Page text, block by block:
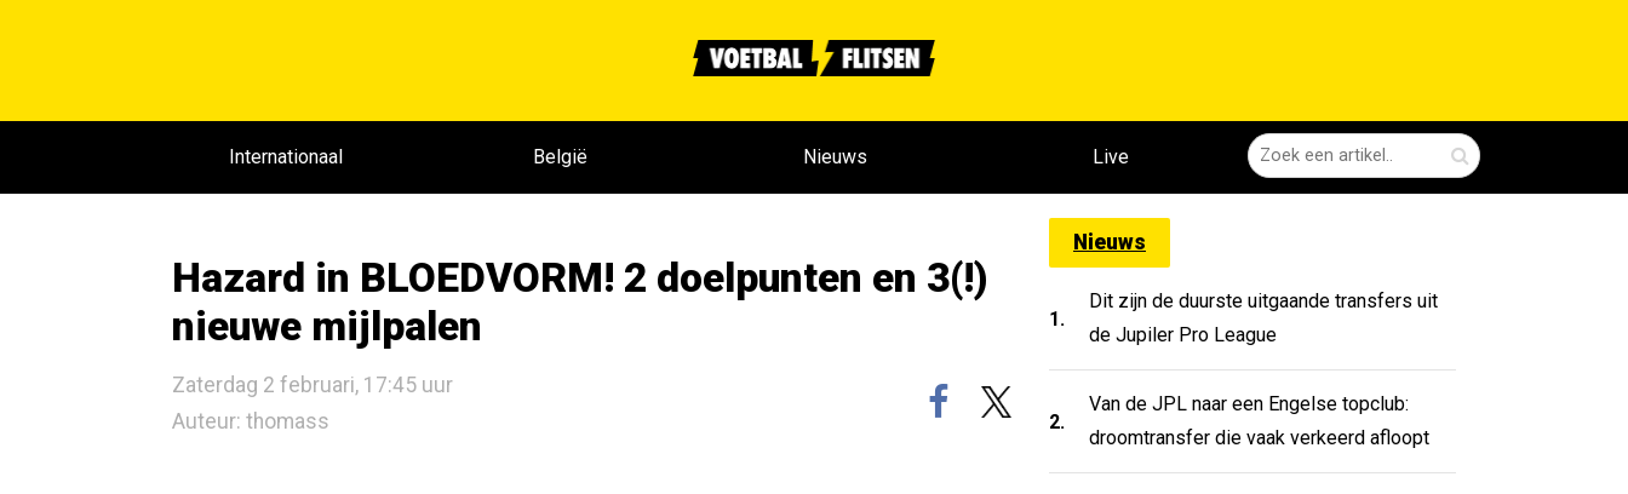
Internationaal België Nieuws Live
Hazard in BLOEDVORM! 2 doelpunten en 3(!)
nieuwe mijlpalen
Zaterdag 2 februari, 17:45 uur
Auteur: thomass
Nieuws
1.
Dit zijn de duurste uitgaande transfers uit
de Jupiler Pro League
2.
Van de JPL naar een Engelse topclub:
droomtransfer die vaak verkeerd afloopt